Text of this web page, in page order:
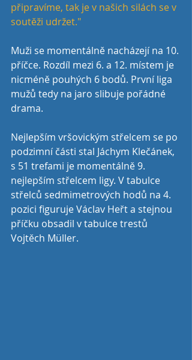
připravíme, tak je v našich silách se v
soutěži udržet."
Muži se momentálně nacházejí na 10.
příčce. Rozdíl mezi 6. a 12. místem je
nicméně pouhých 6 bodů. První liga
mužů tedy na jaro slibuje pořádné
drama.
Nejlepším vršovickým střelcem se po
podzimní části stal Jáchym Klečánek,
s 51 trefami je momentálně 9.
nejlepším střelcem ligy. V tabulce
střelců sedmimetrových hodů na 4.
pozici figuruje Václav Heřt a stejnou
příčku obsadil v tabulce trestů
Vojtěch Müller.